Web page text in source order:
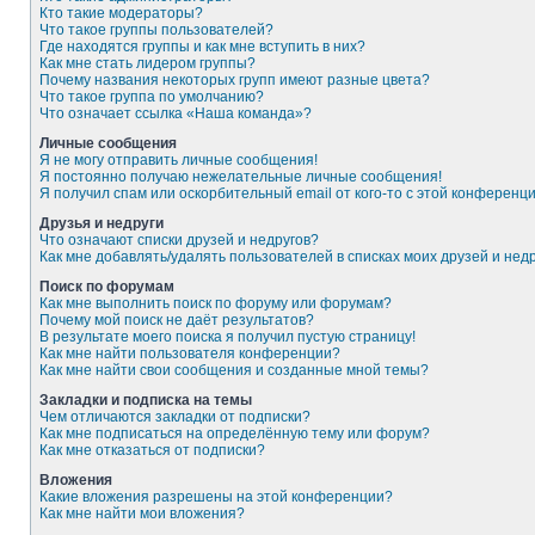
Кто такие модераторы?
Что такое группы пользователей?
Где находятся группы и как мне вступить в них?
Как мне стать лидером группы?
Почему названия некоторых групп имеют разные цвета?
Что такое группа по умолчанию?
Что означает ссылка «Наша команда»?
Личные сообщения
Я не могу отправить личные сообщения!
Я постоянно получаю нежелательные личные сообщения!
Я получил спам или оскорбительный email от кого-то с этой
Друзья и недруги
Что означают списки друзей и недругов?
Как мне добавлять/удалять пользователей в списках моих друзей и
Поиск по форумам
Как мне выполнить поиск по форуму или форумам?
Почему мой поиск не даёт результатов?
В результате моего поиска я получил пустую страницу!
Как мне найти пользователя конференции?
Как мне найти свои сообщения и созданные мной темы?
Закладки и подписка на темы
Чем отличаются закладки от подписки?
Как мне подписаться на определённую тему или форум?
Как мне отказаться от подписки?
Вложения
Какие вложения разрешены на этой конференции?
Как мне найти мои вложения?